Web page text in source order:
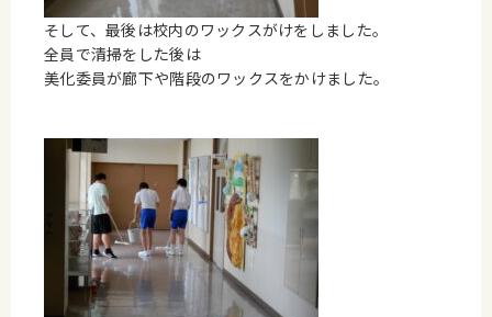
そして、最後は校内のワックスがけをしました。
全員で清掃をした後は
美化委員が廊下や階段のワックスをかけました。